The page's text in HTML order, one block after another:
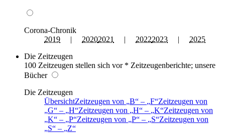
Corona-Chronik
2019 | 20202021 | 20222023 | 2025
Die Zeitzeugen
100 Zeitzeugen stellen sich vor * Zeitzeugenberichte; unsere
Bücher
Die Zeitzeugen
ÜbersichtZeitzeugen von B – F Zeitzeugen von
G
– H Zeitzeugen von H – K Zeitzeugen von
K
– P Zeitzeugen von P – S Zeitzeugen von
S
–
Z